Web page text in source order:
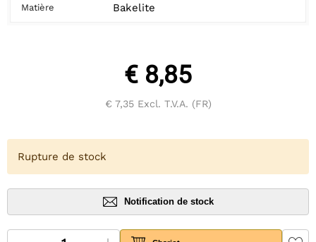
Matière Bakelite
€ 8,85
€ 7,35Excl. T.V.A. (FR)
Rupture de stock
Notification de stock